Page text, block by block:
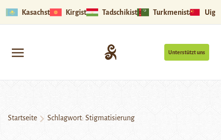
Kasachstan Kirgistan Tadschikistan Turkmenistan
Unterstützt uns
Startseite Schlagwort: Stigmatisierung